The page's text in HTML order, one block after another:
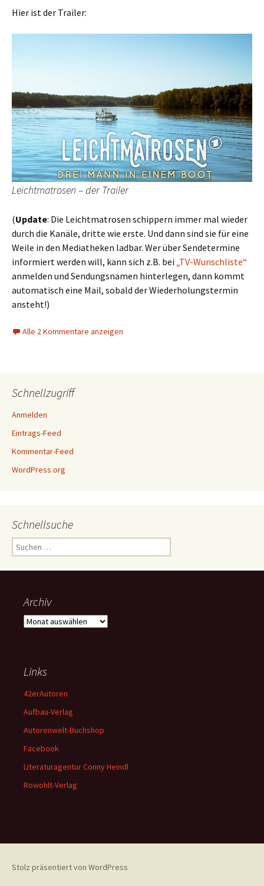
Hier ist der Trailer:
Leichtmatrosen – der Trailer
(Update: Die Leichtmatrosen schippern immer mal wieder
durch die Kanäle, dritte wie erste. Und dann sind sie für eine
Weile in den Mediatheken ladbar. Wer über Sendetermine
informiert werden will, kann sich z.B. bei „TV-Wunschliste“
anmelden und Sendungsnamen hinterlegen, dann kommt
automatisch eine Mail, sobald der Wiederholungstermin
ansteht!)
Alle 2 Kommentare anzeigen
Schnellzugriff
Anmelden
Eintrags-Feed
Kommentar-Feed
WordPress.org
Schnellsuche
Suchen
nach:
Archiv
Archiv
Links
42erAutoren
Aufbau-Verlag
Autorenwelt-Buchshop
Facebook
Literaturagentur Conny Heindl
Rowohlt-Verlag
Stolz präsentiert von WordPress